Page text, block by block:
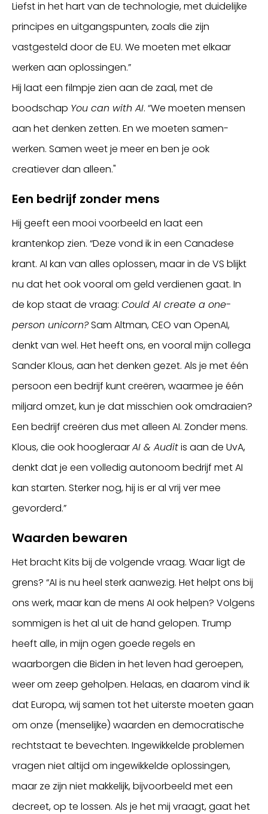
Liefst in het hart van de technologie, met duidelijke
principes en uitgangspunten, zoals die zijn
vastgesteld door de EU. We moeten met elkaar
werken aan oplossingen.”
Hij laat een filmpje zien aan de zaal, met de
boodschap You can with AI. “We moeten mensen
aan het denken zetten. En we moeten samen-
werken. Samen weet je meer en ben je ook
creatiever dan alleen."
Een bedrijf zonder mens
Hij geeft een mooi voorbeeld en laat een
krantenkop zien. “Deze vond ik in een Canadese
krant. AI kan van alles oplossen, maar in de VS blijkt
nu dat het ook vooral om geld verdienen gaat. In
de kop staat de vraag: Could AI create a one-
person unicorn?Sam Altman, CEO van OpenAI,
denkt van wel. Het heeft ons, en vooral mijn collega
Sander Klous, aan het denken gezet. Als je met één
persoon een bedrijf kunt creëren, waarmee je één
miljard omzet, kun je dat misschien ook omdraaien?
Een bedrijf creëren dus met alleen AI. Zonder mens.
Klous, die ook hoogleraarAI & Auditis aan de UvA,
denkt dat je een volledig autonoom bedrijf met AI
kan starten. Sterker nog, hij is er al vrij ver mee
gevorderd.”
Waarden bewaren
Het bracht Kits bij de volgende vraag. Waar ligt de
grens? “AI is nu heel sterk aanwezig. Het helpt ons bij
ons werk, maar kan de mens AI ook helpen? Volgens
sommigen is het al uit de hand gelopen. Trump
heeft alle, in mijn ogen goede regels en
waarborgen die Biden in het leven had geroepen,
weer om zeep geholpen. Helaas, en daarom vind ik
dat Europa, wij samen tot het uiterste moeten gaan
om onze (menselijke) waarden en democratische
rechtstaat te bevechten. Ingewikkelde problemen
vragen niet altijd om ingewikkelde oplossingen,
maar ze zijn niet makkelijk, bijvoorbeeld met een
decreet, op te lossen. Als je het mij vraagt, gaat het